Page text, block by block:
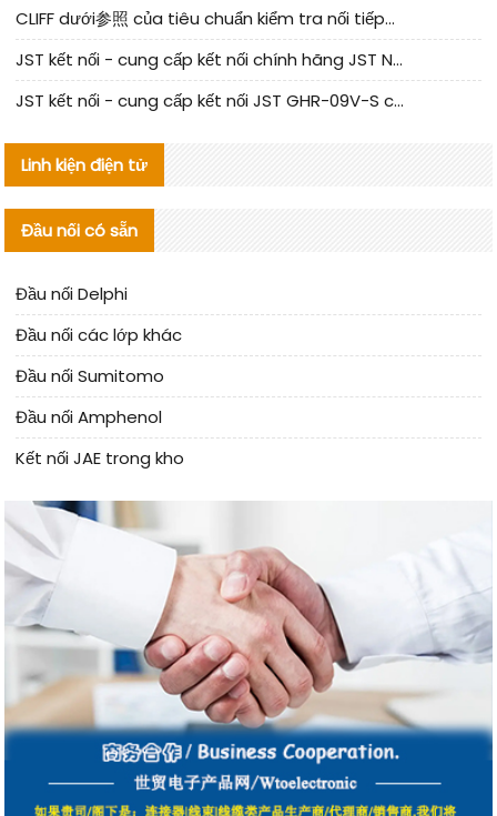
CLIFF dưới参照 của tiêu chuẩn kiểm tra nối tiếp器 trong nước được cập nhật
JST kết nối - cung cấp kết nối chính hãng JST NSHR-02V-S | sản phẩm thay thế
JST kết nối - cung cấp kết nối JST GHR-09V-S chính hãng | hàng thay thế
Linh kiện điện tử
Đầu nối có sẵn
Đầu nối Delphi
Đầu nối các lớp khác
Đầu nối Sumitomo
Đầu nối Amphenol
Kết nối JAE trong kho